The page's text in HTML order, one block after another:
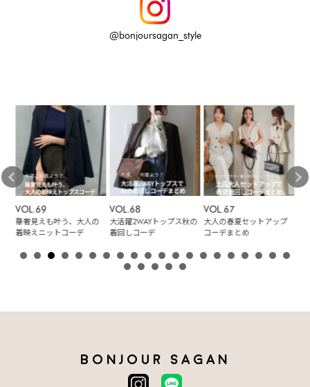
@bonjoursagan_style
VOL.69
華奢見えも叶う、大人の
着映えニットコーデ
VOL.68
大活躍2WAYトップス秋の
着回しコーデ
VOL.67
大人の春夏セットアップ
コーデまとめ
BONJOUR SAGAN